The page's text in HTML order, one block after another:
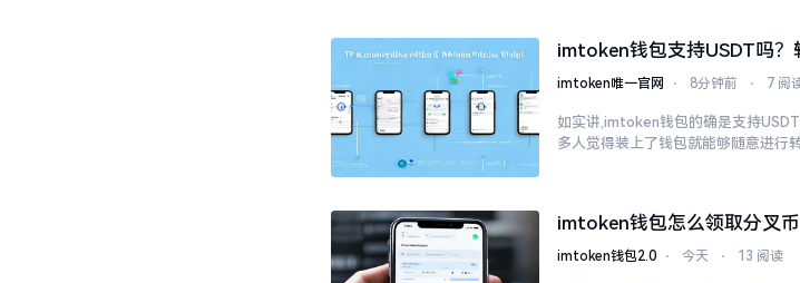
imtoken钱包支持USDT吗？
imtoken唯一官网 ⋅ 8分钟前 ⋅ 7 阅
如实讲,imtoken钱包的确是支持
多人觉得装上了钱包就能够随意进行
imtoken钱包怎么领取分叉
imtoken钱包2.0 ⋅ 今天 ⋅ 13 阅读